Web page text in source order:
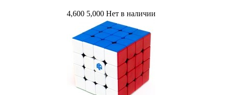
4,600 5,000 Нет в наличии